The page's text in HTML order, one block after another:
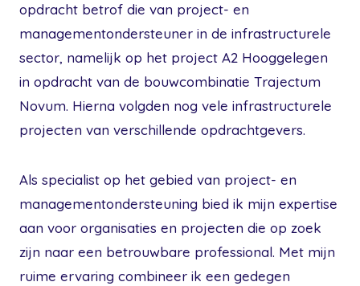
opdracht betrof die van project- en
managementondersteuner in de infrastructurele
sector, namelijk op het project A2 Hooggelegen
in opdracht van de bouwcombinatie Trajectum
Novum. Hierna volgden nog vele infrastructurele
projecten van verschillende opdrachtgevers.
Als specialist op het gebied van project- en
managementondersteuning bied ik mijn expertise
aan voor organisaties en projecten die op zoek
zijn naar een betrouwbare professional. Met mijn
ruime ervaring combineer ik een gedegen